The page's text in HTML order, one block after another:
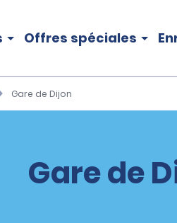
Offres spéciales
Gare de Dijon
Gare de